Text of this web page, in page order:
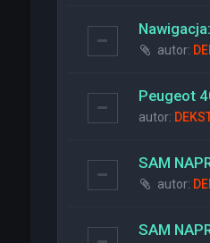
autor:
Peugeot
autor:
SAM
autor:
SAM